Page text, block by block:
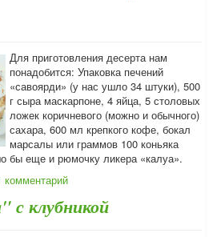
Для приготовления десерта нам
понадобится: Упаковка печений
«савоярди» (у нас ушло 34 штуки), 500
г сыра маскарпоне, 4 яйца, 5 столовых
ложек коричневого (можно и обычного)
сахара, 600 мл крепкого кофе, бокал
марсалы или граммов 100 коньяка
бы еще и рюмочку ликера «калуа».
комментарий
с клубникой